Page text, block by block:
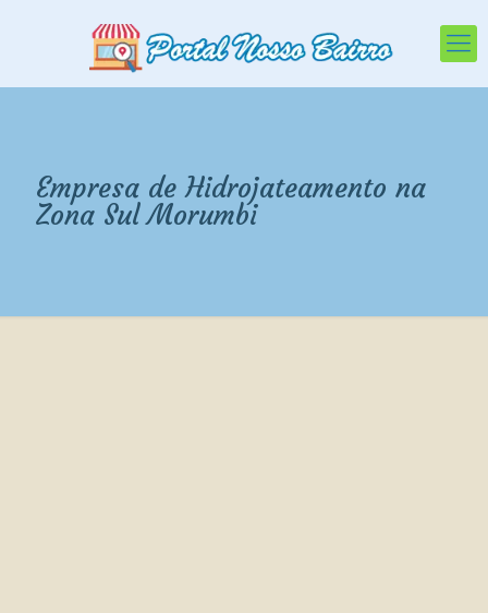
Empresa de Hidrojateamento na
Zona Sul Morumbi